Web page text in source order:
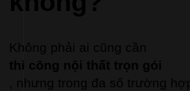
Không phải ai cũng cần
thi công nội thất trọn gói
, nhưng trong đa số trường